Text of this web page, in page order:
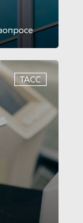
ТАСС